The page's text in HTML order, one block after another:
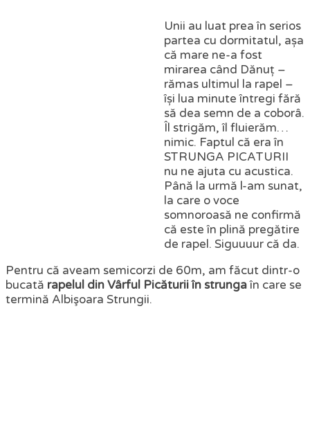
Unii au luat prea în serios
partea cu dormitatul, așa
că mare ne-a fost
mirarea când Dănuț –
rămas ultimul la rapel –
își lua minute întregi fără
să dea semn de a coborâ.
Îl strigăm, îl fluierăm…
nimic. Faptul că era în
STRUNGA PICATURII
nu ne ajuta cu acustica.
Până la urmă l-am sunat,
la care o voce
somnoroasă ne confirmă
că este în plină pregătire
de rapel. Siguuuur că da.
Pentru că aveam semicorzi de 60m, am făcut dintr-o
bucată rapelul din Vârful Picăturii în strungaîn care se
termină Albişoara Strungii.